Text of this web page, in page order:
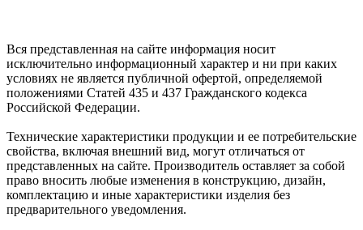
Вся представленная на сайте информация носит
исключительно информационный характер и ни при каких
условиях не является публичной офертой, определяемой
положениями Статей 435 и 437 Гражданского кодекса
Российской Федерации.
Технические характеристики продукции и ее потребительские
свойства, включая внешний вид, могут отличаться от
представленных на сайте. Производитель оставляет за собой
право вносить любые изменения в конструкцию, дизайн,
комплектацию и иные характеристики изделия без
предварительного уведомления.